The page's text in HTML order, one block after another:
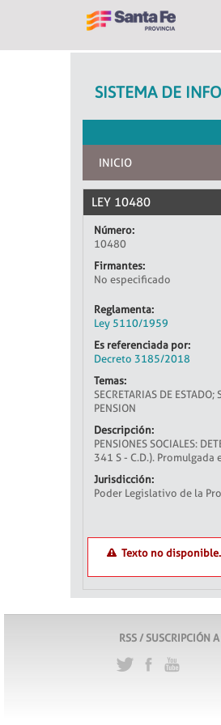
SISTEMA DE
INICIO
LEY 10480
Número:
10480
Firmantes:
No especificado
Reglamenta:
Ley 5110/1959
Es referenciada por:
Decreto 3185/2018
Temas:
SECRETARIAS DE
PENSION
Descripción:
PENSIONES SOCIALES:
341 S - C.D.).
Jurisdicción:
Poder Legislativo de la
Texto no disponible.
RSS / SUSCRIPCIÓN